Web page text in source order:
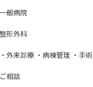
一般病院
整形外科
・外来診療 ・病棟管理 ・手術
ご相談